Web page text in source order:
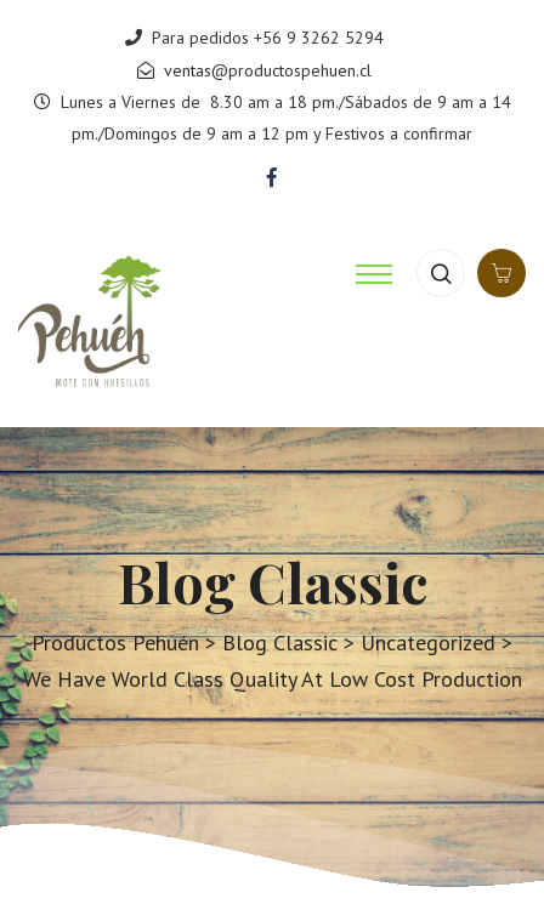
Para pedidos +56 9 3262 5294
ventas@productospehuen.cl
Lunes a Viernes de 8.30 am a 18 pm./Sábados de 9 am a 14
pm./Domingos de 9 am a 12 pm y Festivos a confirmar
Blog Classic
Productos Pehuén>Blog Classic>Uncategorized>
We Have World Class Quality At Low Cost Production